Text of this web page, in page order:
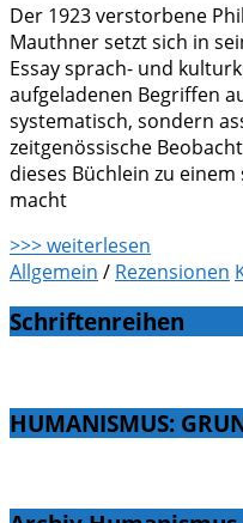
Der 1923 verstorbene
Mauthner setzt sich in
Essay sprach- und
aufgeladenen Begriffen
systematisch, sondern
zeitgenössische
dieses Büchlein zu
macht
>>> weiterlesen
Allgemein / Rezensionen
Schriftenreihen
HUMANISMUS: